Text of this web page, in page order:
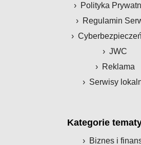
Polityka
Regulamin
JWC
Reklama
Serwisy
Kategorie
Biznes i